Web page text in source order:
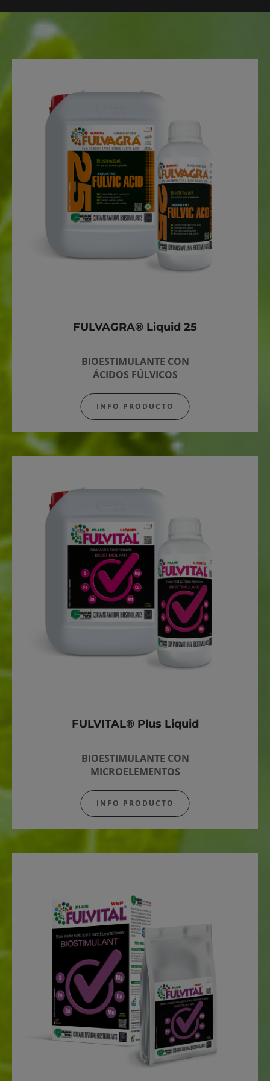
FULVAGRA® Liquid 25
BIOESTIMULANTE CON
ÁCIDOS FÚLVICOS
INFO PRODUCTO
FULVITAL® Plus Liquid
BIOESTIMULANTE CON
MICROELEMENTOS
INFO PRODUCTO